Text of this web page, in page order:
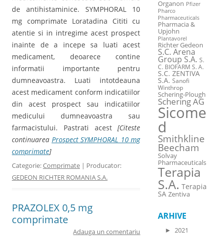
de antihistaminice. SYMPHORAL 10
mg comprimate Loratadina Cititi cu
atentie si in intregime acest prospect
inainte de a incepe sa luati acest
medicament, deoarece contine
informatii importante pentru
dumneavoastra. Luati intotdeauna
acest medicament conform indicatiilor
din acest prospect sau indicatiilor
medicului dumneavoastra sau
farmacistului. Pastrati acest[Citeste
continuarea Prospect SYMPHORAL 10 mg
comprimate]
Categorie:Comprimate | Producator:
GEDEON RICHTER ROMANIA S.A.
PRAZOLEX 0,5 mg
comprimate
Adauga un comentariu
Organon Pfizer
Pharco
Pharmaceuticals
Pharmacia &
Upjohn
Plantavorel
Richter Gedeon
S.C. Arena
Group S.A. S.
C. BIOFARM S. A.
S.C. ZENTIVA
S.A. Sanofi
Winthrop
Schering-Plough
Schering AG
Sicome
d
Smithkline
Beecham
Solvay
Pharmaceuticals
Terapia
S.A. Terapia
SA Zentiva
ARHIVE
► 2021